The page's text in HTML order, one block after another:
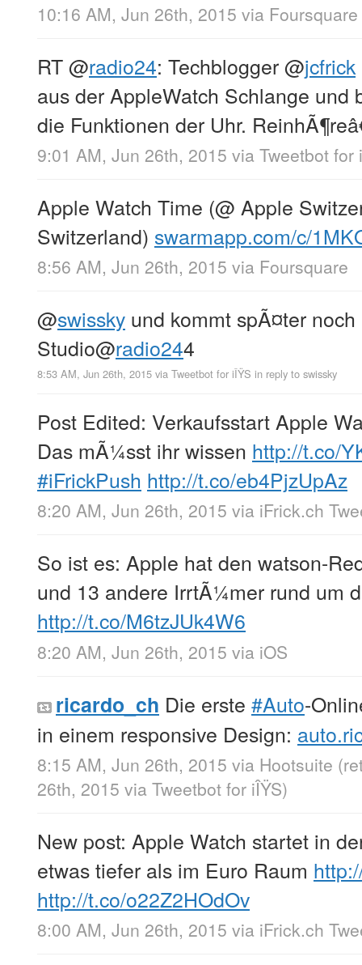
10:16 AM, Jun 26th, 2015 via Foursquare
RT@radio24: Techblogger@jcfrick
aus der AppleWatch Schlange
die Funktionen der Uhr.
9:01 AM, Jun 26th, 2015 via Tweetbot for
Apple Watch Time (@ Apple
Switzerland) swarmapp.com/c/
8:56 AM, Jun 26th, 2015 via Foursquare
@swissky und kommt spÃ¤ter
Studio@radio244
8:53 AM, Jun 26th, 2015 via Tweetbot for iÎŸS in reply to swissky
Post Edited: Verkaufsstart Apple
Das mÃ¼sst ihr wissen http://t.co/
#iFrickPush http://t.co/eb4PjzUpAz
8:20 AM, Jun 26th, 2015 via iFrick.ch
So ist es: Apple hat den watson-
und 13 andere IrrtÃ¼mer rund um
http://t.co/M6tzJUk4W6
8:20 AM, Jun 26th, 2015 via iOS
ricardo_ch Die erste #Auto-
in einem responsive Design:
8:15 AM, Jun 26th, 2015 via Hootsuite
26th, 2015 via Tweetbot for iÎŸS)
New post: Apple Watch startet in
etwas tiefer als im Euro Raum
http://t.co/o22Z2HOdOv
8:00 AM, Jun 26th, 2015 via iFrick.ch